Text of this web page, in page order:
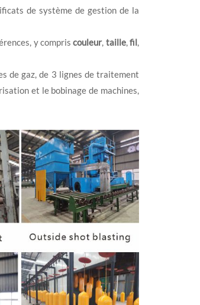
de système de gestion de la
y compriscouleur, taille,fil,
de gaz, de 3 lignes de traitement
et le bobinage de machines,